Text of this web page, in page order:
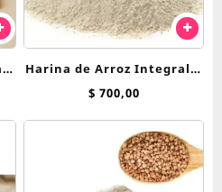
y
Harina de Arroz Integral x
250 grs
$ 700,00